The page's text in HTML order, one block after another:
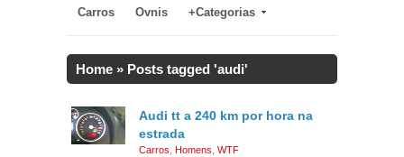
Carros
Ovnis +Categorias
Home » Posts tagged 'audi'
Audi tt a 240 km por hora na
estrada
Carros Homens WTF